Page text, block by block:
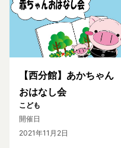
【西分館】あかちゃん
おはなし会
こども
開催日
2021年11月2日